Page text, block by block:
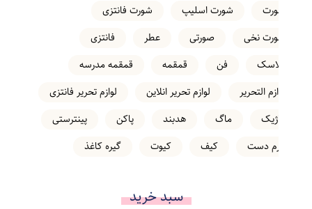
شورت
شورت اسلیپ
شورت فانتزی
شورت نخی
صورتی عطر
فانتزی
فلاسک
فن قمقمه
قمقمه مدرسه
لوازم التحریر
لوازم تحریر انلاین
لوازم تحریر فانتزی
ماژیک
ماگ هدبند پاکن
پینترستی
کرم دست
کیف کیوت گیره کاغذ
سبد خرید